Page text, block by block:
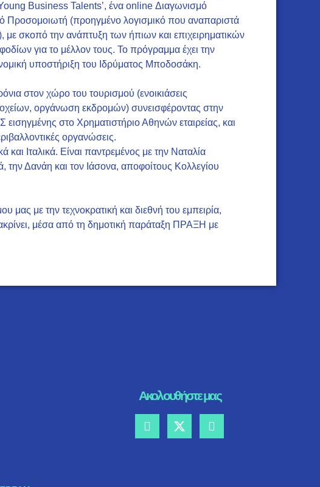
Business Talents’, ένα online Διαγωνισμό
Προσομοιωτή (προηγμένο λογισμικό που αναπαριστά
με σκοπό την ανάπτυξη των ήπιων και επιχειρηματικών
για το μέλλον τους. Το πρόγραμμα έχει την
υποστήριξη του Ιδρύματος Μποδοσάκη.
στον χώρο του τουρισμού (ενοικιάσεις
οργάνωση εκδρομών) συνεισφέροντας στην
στο Χρηματιστήριο Αθηνών εταιρείας, και
οργανώσεις.
και Ιταλικά. Είναι παντρεμένος με την Ναταλία
την Δανάη και τον Ιάσονα, αποφοίτους Κολλεγίου
με την τεχνοκρατική και διεθνή του εμπειρία,
μέσα από τη δημοτική παράταξη ΠΡΑΞΗ με
Ακολουθήστε μας